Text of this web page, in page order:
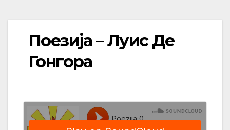
Поезија – Луис Де
Гонгора